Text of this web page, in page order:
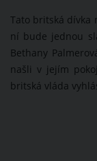
Tato britská dívka
ní bude jednou
Bethany
našli v jejím
britská vláda